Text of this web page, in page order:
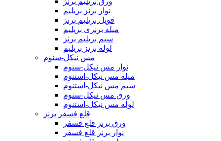
نوار برنز بریلیم
فویل بریلیم برنز
میله برنزی بریلیم
سیم بریلیم برنز
لوله برنز بریلیم
مس نیکل-سنوم
نوار مس نیکل-سنوم
میله مس نیکل-استنوم
سیم مس نیکل-استنوم
ورق مس نیکل-سنوم
لوله مس نیکل-استنوم
قلع فسفر برنز
ورق برنز قلع فسفر
نوار برنز قلع فسفر